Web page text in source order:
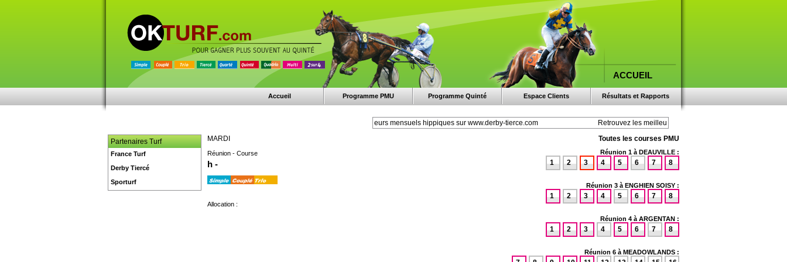
ACCUEIL
Résultats et Rapports
Espace Clients
Programme Quinté
Programme PMU
Accueil
Toutes les courses PMU
Réunion 1 à DEAUVILLE :
8
7
6
5
4
3
2
1
Réunion 3 à ENGHIEN SOISY :
8
7
6
5
4
3
2
1
Réunion 4 à ARGENTAN :
8
7
6
5
4
3
2
1
Réunion 6 à MEADOWLANDS :
MARDI
Réunion - Course
h -
Allocation :
Partenaires Turf
France Turf
Derby Tiercé
Sporturf